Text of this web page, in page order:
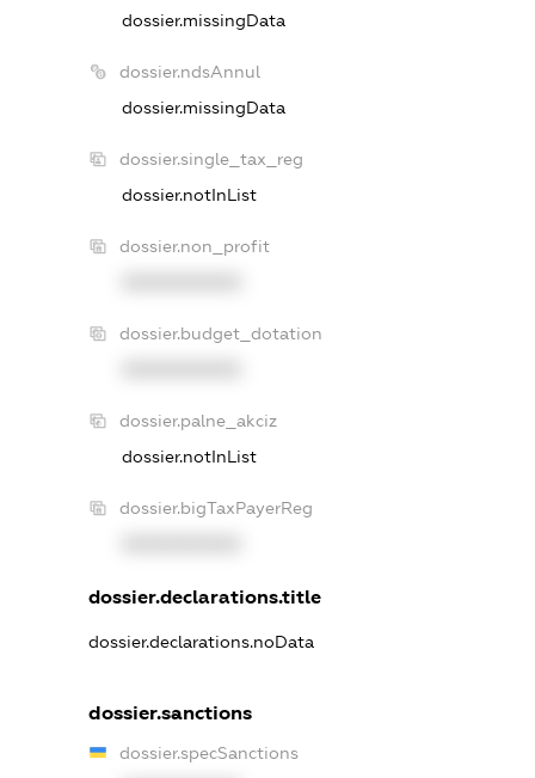
dossier.missingData
dossier.ndsAnnul
dossier.missingData
dossier.single_tax_reg
dossier.notInList
dossier.non_profit
dossier.budget_dotation
dossier.palne_akciz
dossier.notInList
dossier.bigTaxPayerReg
dossier.declarations.title
dossier.declarations.noData
dossier.sanctions
dossier.specSanctions